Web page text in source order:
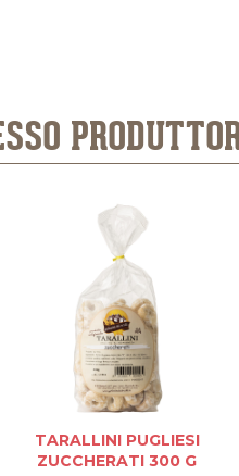
TARALLINI PUGLIESI
ZUCCHERATI 300 G